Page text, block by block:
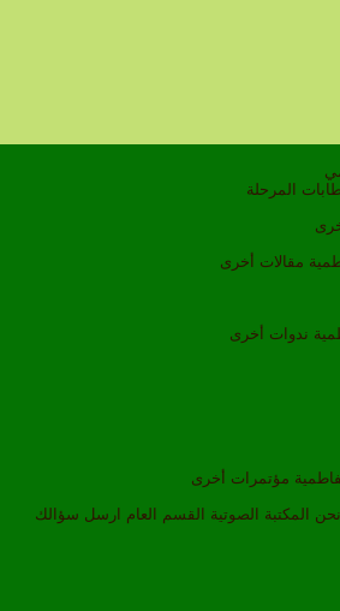
المرحلة
مقالات أخرى
ندوات أخرى
مؤتمرات أخرى
المكتبة الصوتية القسم العام ارسل سؤالك